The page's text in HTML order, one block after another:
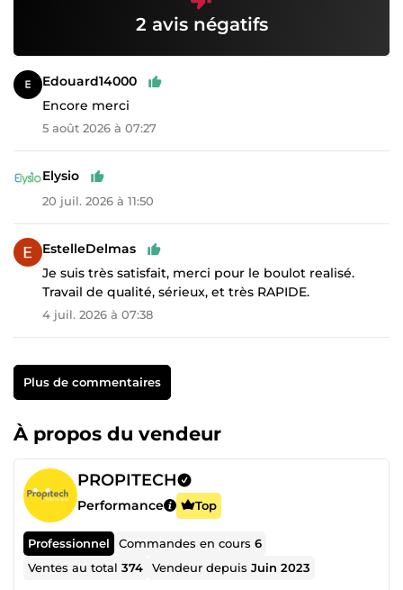
2 avis négatifs
Edouard14000
Encore merci
5 août 2026 à 07:27
Elysio
20 juil. 2026 à 11:50
EstelleDelmas
Je suis très satisfait, merci pour le boulot realisé.
Travail de qualité, sérieux, et très RAPIDE.
4 juil. 2026 à 07:38
Plus de commentaires
À propos du vendeur
PROPITECH
Performance Top
Professionnel Commandes en cours6
Ventes au total374 Vendeur depuisJuin 2023